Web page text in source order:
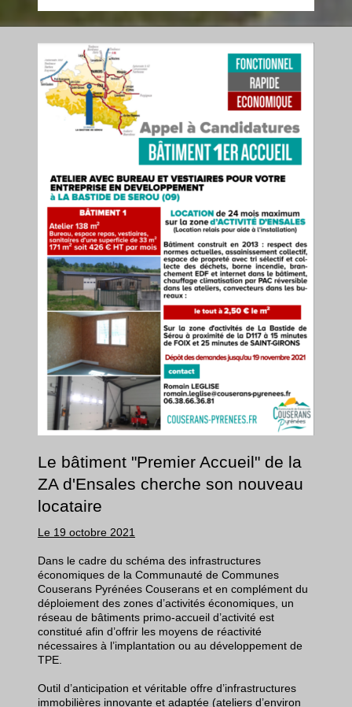
Le bâtiment "Premier Accueil" de la
ZA d'Ensales cherche son nouveau
locataire
Le 19 octobre 2021
Dans le cadre du schéma des infrastructures
économiques de la Communauté de Communes
Couserans Pyrénées Couserans et en complément du
déploiement des zones d’activités économiques, un
réseau de bâtiments primo-accueil d’activité est
constitué afin d’offrir les moyens de réactivité
nécessaires à l’implantation ou au développement de
TPE.
Outil d’anticipation et véritable offre d’infrastructures
immobilières innovante et adaptée (ateliers d’environ